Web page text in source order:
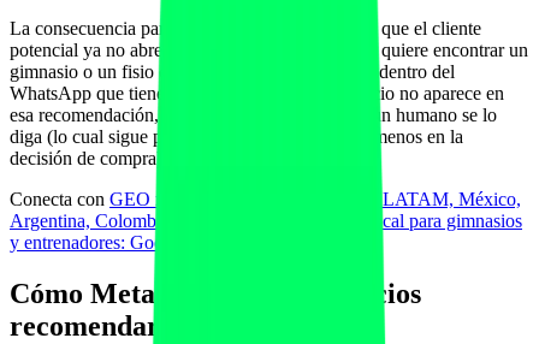
La consecuencia para un negocio fitness local es que el cliente
potencial ya no abre Google o ChatGPT cuando quiere encontrar un
gimnasio o un fisio cercano: pregunta a Meta AI dentro del
WhatsApp que tiene siempre abierto. Si tu negocio no aparece en
esa recomendación, no se entera de ti hasta que un humano se lo
diga (lo cual sigue pasando, pero pesa cada vez menos en la
decisión de compra).
Conecta con GEO multilingüe: hreflang España, LATAM, México,
Argentina, Colombia, Chile y Perú
SEO local para gimnasios
y entrenadores: Google Maps y AI Overviews
Cómo Meta AI elige qué negocios
recomendar en chat